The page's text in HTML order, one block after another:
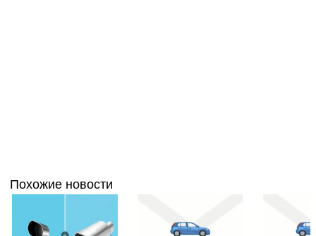
Похожие новости